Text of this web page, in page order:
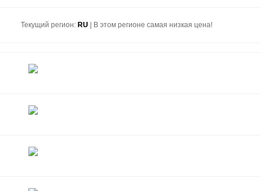
Текущий регион: RU | В этом регионе самая низкая цена!